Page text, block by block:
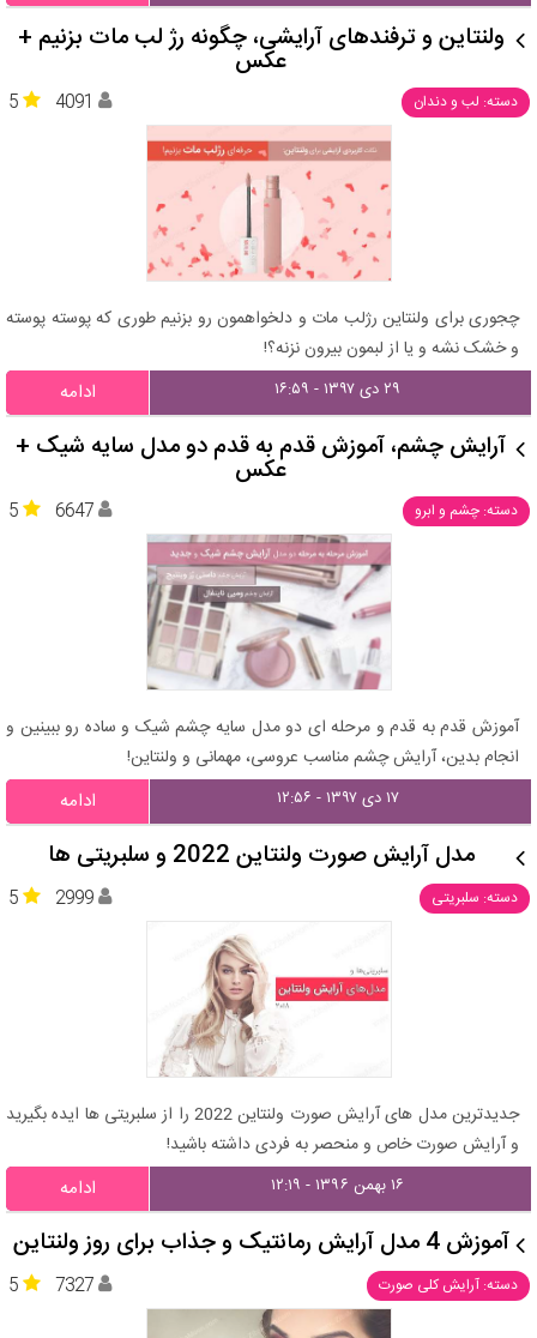
ولنتاین و ترفندهای آرایشی، چگونه رژ لب مات بزنیم +
عکس
دسته: لب و دندان 5 4091
چجوری برای ولنتاین رژلب مات و دلخواهمون رو بزنیم طوری که پوسته پوسته
و خشک نشه و یا از لبمون بیرون نزنه؟!
۲۹ دی ۱۳۹۷ - ۱۶:۵۹ ادامه
آرایش چشم، آموزش قدم به قدم دو مدل سایه شیک +
عکس
دسته: چشم و ابرو 5 6647
آموزش قدم به قدم و مرحله ای دو مدل سایه چشم شیک و ساده رو ببینین و
انجام بدین، آرایش چشم مناسب عروسی، مهمانی و ولنتاین!
۱۷ دی ۱۳۹۷ - ۱۲:۵۶ ادامه
مدل آرایش صورت ولنتاین 2022 و سلبریتی ها
دسته: سلبریتی 5 2999
جدیدترین مدل های آرایش صورت ولنتاین 2022 را از سلبریتی ها ایده بگیرید
و آرایش صورت خاص و منحصر به فردی داشته باشید!
۱۶ بهمن ۱۳۹۶ - ۱۲:۱۹ ادامه
آموزش 4 مدل آرایش رمانتیک و جذاب برای روز ولنتاین
دسته: آرایش کلی صورت 5 7327